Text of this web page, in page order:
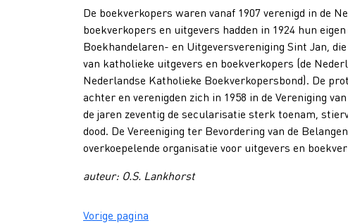
De boekverkopers waren vanaf 1907 verenigd in de
boekverkopers en uitgevers hadden in 1924 hun
Boekhandelaren- en Uitgeversvereniging Sint Jan,
van katholieke uitgevers en boekverkopers (de
Nederlandse Katholieke Boekverkopersbond). De
achter en verenigden zich in 1958 in de Vereniging
de jaren zeventig de secularisatie sterk toenam,
dood. De Vereeniging ter Bevordering van de
overkoepelende organisatie voor uitgevers en
auteur: O.S. Lankhorst
Vorige pagina